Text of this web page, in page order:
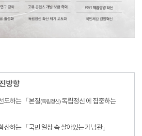
방향
도하는 「본질(독립정신)독립정신 에 집중하는
산하는 「국민 일상 속 살아있는 기념관」